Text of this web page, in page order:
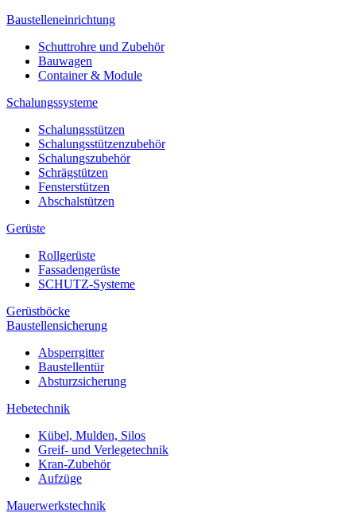
Baustelleneinrichtung
Schuttrohre und Zubehör
Bauwagen
Container & Module
Schalungssysteme
Schalungsstützen
Schalungsstützenzubehör
Schalungszubehör
Schrägstützen
Fensterstützen
Abschalstützen
Gerüste
Rollgerüste
Fassadengerüste
SCHUTZ-Systeme
Gerüstböcke
Baustellensicherung
Absperrgitter
Baustellentür
Absturzsicherung
Hebetechnik
Kübel, Mulden, Silos
Greif- und Verlegetechnik
Kran-Zubehör
Aufzüge
Mauerwerkstechnik